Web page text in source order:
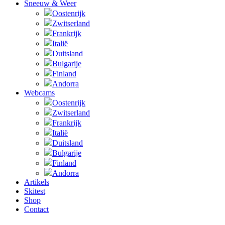
Sneeuw & Weer
Oostenrijk
Zwitserland
Frankrijk
Italië
Duitsland
Bulgarije
Finland
Andorra
Webcams
Oostenrijk
Zwitserland
Frankrijk
Italië
Duitsland
Bulgarije
Finland
Andorra
Artikels
Skitest
Shop
Contact